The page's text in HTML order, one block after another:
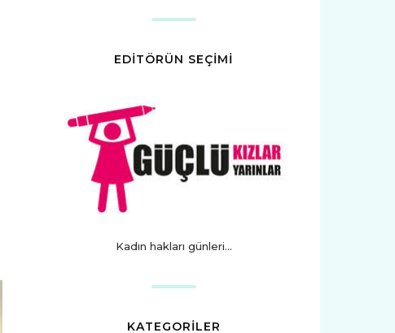
EDİTÖRÜN SEÇİMİ
Kadın hakları günleri...
KATEGORİLER